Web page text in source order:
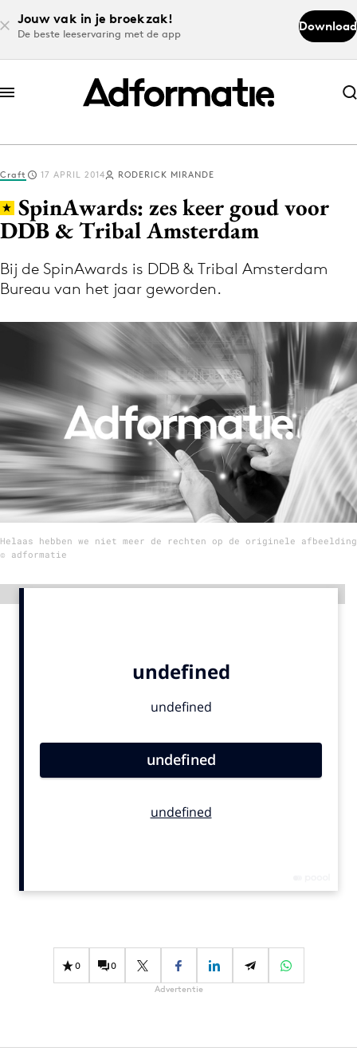
Jouw vak in je broekzak!
De beste leeservaring met de app
Download
Abonneer nu
Abonneer nu
Log in
Volg het laatste nieuws via de Adformatie
Nieuws app
Menu
Home
9 sept: GenAI-training
12 nov: MarketingLive!
Adverteren
Events
Carriere
Design
Diversiteit
Effectiviteit
Craft 17 APRIL 2014 RODERICK MIRANDE
SpinAwards: zes keer goud voor
DDB & Tribal Amsterdam
Bij de SpinAwards is DDB & Tribal Amsterdam
Bureau van het jaar geworden.
Helaas hebben we niet meer de rechten op de originele afbeelding
© adformatie
0 0
Advertentie